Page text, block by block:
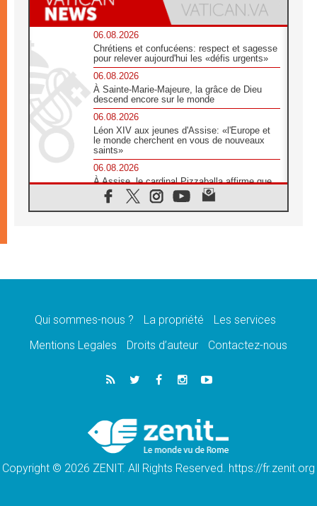
06.08.2026
Chrétiens et confucéens: respect et sagesse
pour relever aujourd'hui les «défis urgents»
06.08.2026
À Sainte-Marie-Majeure, la grâce de Dieu
descend encore sur le monde
06.08.2026
Léon XIV aux jeunes d'Assise: «l'Europe et
le monde cherchent en vous de nouveaux
saints»
06.08.2026
À Assise, le cardinal Pizzaballa affirme que
«les chrétiens veulent la paix»
06.08.2026
message de paix et de dignité humaine»
«La visite du Pape en Uruguay renforcera
05.08.2026
Le nonce en Ukraine: «Il est inquiétant
Léon XIV au Pérou, une lueur d'espoir pour
un peuple en quête de paix
Qui sommes-nous ? La propriété
Les services
Mentions Legales
Droits d’auteur Contactez-nous
Copyright © 2026 ZENIT. All Rights Reserved. https://fr.zenit.org